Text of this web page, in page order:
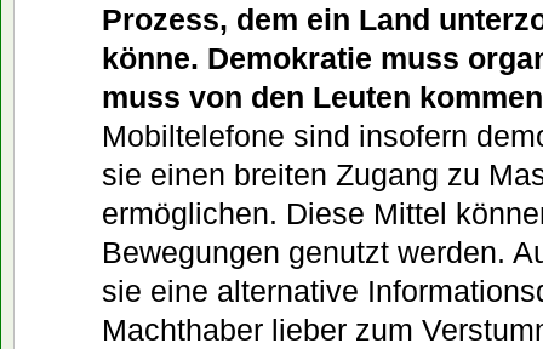
Prozess, dem ein Land
könne. Demokratie muss
muss von den Leuten
Mobiltelefone sind insofern
sie einen breiten Zugang zu
ermöglichen. Diese Mittel
Bewegungen genutzt werden.
sie eine alternative
Machthaber lieber zum